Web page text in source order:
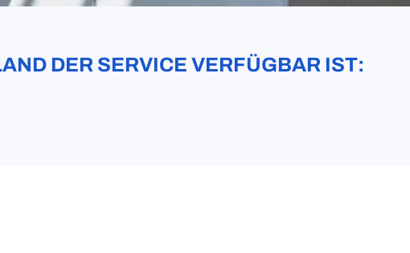
DER SERVICE VERFÜGBAR IST: